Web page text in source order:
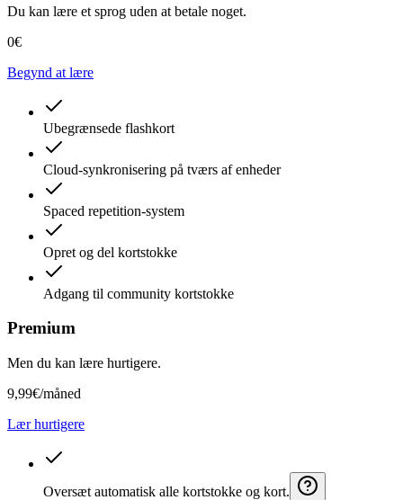
Du kan lære et sprog uden at betale noget.
0€
Begynd at lære
Ubegrænsede flashkort
Cloud-synkronisering på tværs af enheder
Spaced repetition-system
Opret og del kortstokke
Adgang til community kortstokke
Premium
Men du kan lære hurtigere.
9,99€/måned
Lær hurtigere
Oversæt automatisk alle kortstokke og kort.